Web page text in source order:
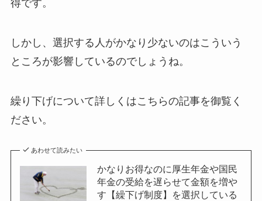
得です。
しかし、選択する人がかなり少ないのはこういう
ところが影響しているのでしょうね。
繰り下げについて詳しくはこちらの記事を御覧く
ださい。
あわせて読みたい
かなりお得なのに厚生年金や国民
年金の受給を遅らせて金額を増や
す【繰下げ制度】を選択している